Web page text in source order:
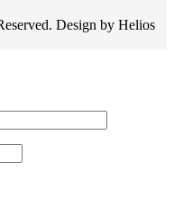
Design by Helios